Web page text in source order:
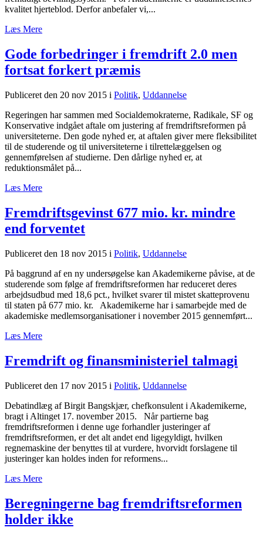
kvalitet hjerteblod. Derfor anbefaler vi,...
Læs Mere
Gode forbedringer i fremdrift 2.0 men
fortsat forkert præmis
Publiceret den 20 nov 2015 i Politik, Uddannelse
Regeringen har sammen med Socialdemokraterne, Radikale, SF og
Konservative indgået aftale om justering af fremdriftsreformen på
universiteterne. Den gode nyhed er, at aftalen giver mere fleksibilitet
til de studerende og til universiteterne i tilrettelæggelsen og
gennemførelsen af studierne. Den dårlige nyhed er, at
reduktionsmålet på...
Læs Mere
Fremdriftsgevinst 677 mio. kr. mindre
end forventet
Publiceret den 18 nov 2015 i Politik, Uddannelse
På baggrund af en ny undersøgelse kan Akademikerne påvise, at de
studerende som følge af fremdriftsreformen har reduceret deres
arbejdsudbud med 18,6 pct., hvilket svarer til mistet skatteprovenu
til staten på 677 mio. kr. Akademikerne har i samarbejde med de
akademiske medlemsorganisationer i november 2015 gennemført...
Læs Mere
Fremdrift og finansministeriel talmagi
Publiceret den 17 nov 2015 i Politik, Uddannelse
Debatindlæg af Birgit Bangskjær, chefkonsulent i Akademikerne,
bragt i Altinget 17. november 2015. Når partierne bag
fremdriftsreformen i denne uge forhandler justeringer af
fremdriftsreformen, er det alt andet end ligegyldigt, hvilken
regnemaskine der benyttes til at vurdere, hvorvidt forslagene til
justeringer kan holdes inden for reformens...
Læs Mere
Beregningerne bag fremdriftsreformen
holder ikke